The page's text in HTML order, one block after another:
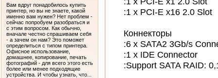
:1 x PCI-E x16 2.0 Slot
Коннекторы
:6 x SATA2 3Gb/s
:1 x IDE Connector
:Support SATA RAID:
Вам вдруг понадобилось купить
принтер, но вы не знаете, какой
именно вам нужен? Нет проблем -
сейчас попробуем разобраться и
с этим вопросом. Как обычно,
вначале честно спрашиваем себя
- а зачем он нам? Это поможет
определиться с типом принтера.
Офисное использование,
домашнее, копирование, печать
фотографий - для всего этого есть
более или менее подходящие
устройства. И чтобы узнать, что...